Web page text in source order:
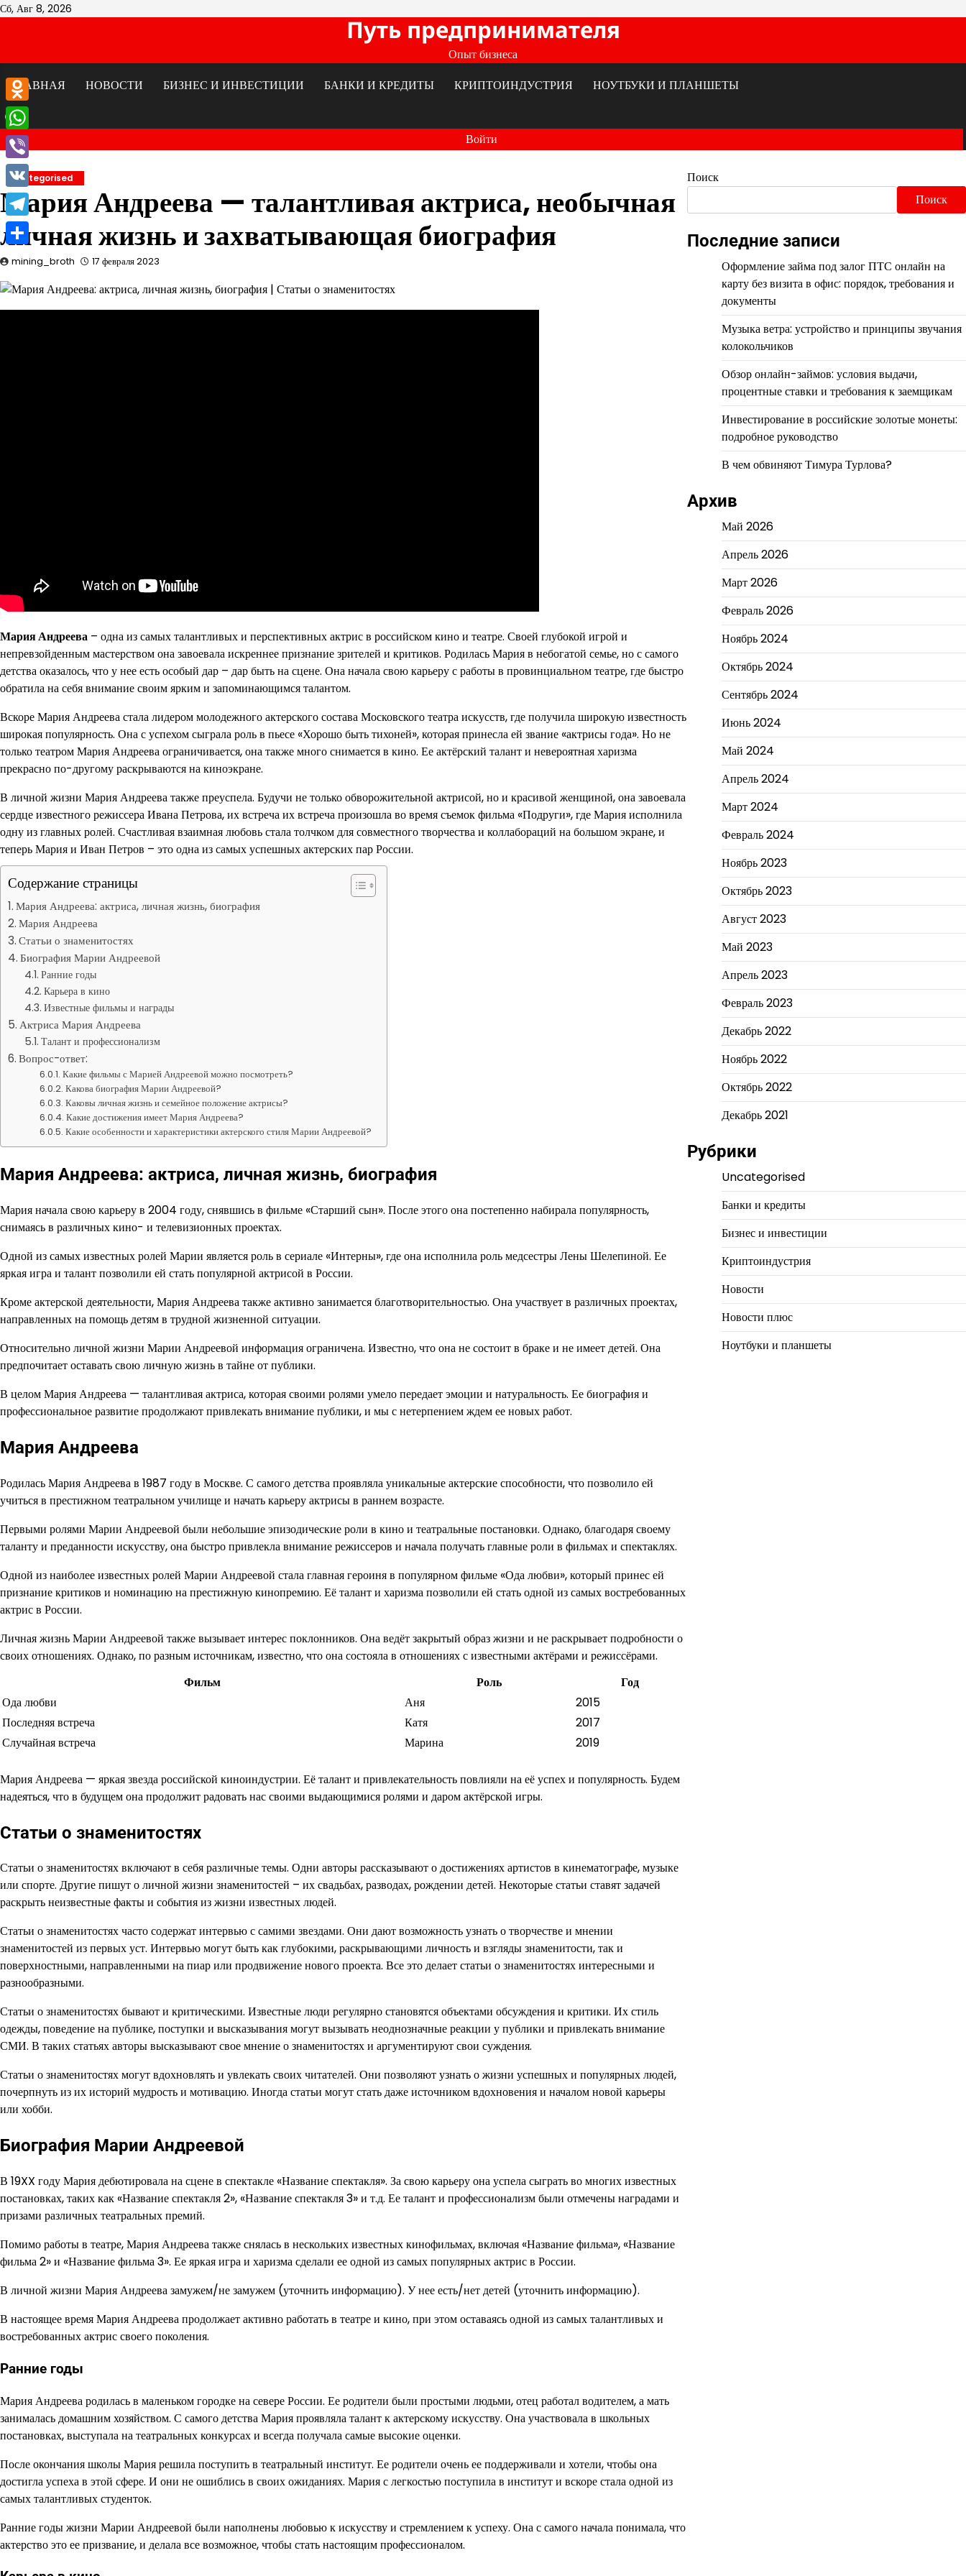
Перейти
Сб, Авг 8, 2026
Путь предпринимателя
Опыт бизнеса
ГЛАВНАЯ
НОВОСТИ БИЗНЕС И ИНВЕСТИЦИИ БАНКИ И КРЕДИТЫ КРИПТОИНДУСТРИЯ НОУТБУКИ И ПЛАНШЕТЫ
Войти
Uncategorised
Мария Андреева — талантливая актриса, необычная
личная жизнь и захватывающая биография
mining_broth 17 февраля 2023
Мария Андреева – одна из самых талантливых и перспективных актрис в российском кино и театре. Своей глубокой игрой и
непревзойденным мастерством она завоевала искреннее признание зрителей и критиков. Родилась Мария в небогатой семье, но с самого
детства оказалось, что у нее есть особый дар – дар быть на сцене. Она начала свою карьеру с работы в провинциальном театре, где быстро
обратила на себя внимание своим ярким и запоминающимся талантом.
Вскоре Мария Андреева стала лидером молодежного актерского состава Московского театра искусств, где получила широкую известность
широкая популярность. Она с успехом сыграла роль в пьесе «Хорошо быть тихоней», которая принесла ей звание «актрисы года». Но не
только театром Мария Андреева ограничивается, она также много снимается в кино. Ее актёрский талант и невероятная харизма
прекрасно по-другому раскрываются на киноэкране.
В личной жизни Мария Андреева также преуспела. Будучи не только обворожительной актрисой, но и красивой женщиной, она завоевала
сердце известного режиссера Ивана Петрова, их встреча их встреча произошла во время съемок фильма «Подруги», где Мария исполнила
одну из главных ролей. Счастливая взаимная любовь стала толчком для совместного творчества и коллабораций на большом экране, и
теперь Мария и Иван Петров – это одна из самых успешных актерских пар России.
Содержание страницы
Мария Андреева: актриса, личная жизнь, биография
Мария Андреева
Статьи о знаменитостях
Биография Марии Андреевой
Ранние годы
Карьера в кино
Известные фильмы и награды
Актриса Мария Андреева
Талант и профессионализм
Вопрос-ответ:
Какие фильмы с Марией Андреевой можно посмотреть?
Какова биография Марии Андреевой?
Каковы личная жизнь и семейное положение актрисы?
Какие достижения имеет Мария Андреева?
Какие особенности и характеристики актерского стиля Марии Андреевой?
Мария Андреева: актриса, личная жизнь, биография
Мария начала свою карьеру в 2004 году, снявшись в фильме «Старший сын». После этого она постепенно набирала популярность,
снимаясь в различных кино- и телевизионных проектах.
Одной из самых известных ролей Марии является роль в сериале «Интерны», где она исполнила роль медсестры Лены Шелепиной. Ее
яркая игра и талант позволили ей стать популярной актрисой в России.
Кроме актерской деятельности, Мария Андреева также активно занимается благотворительностью. Она участвует в различных проектах,
направленных на помощь детям в трудной жизненной ситуации.
Относительно личной жизни Марии Андреевой информация ограничена. Известно, что она не состоит в браке и не имеет детей. Она
предпочитает оставать свою личную жизнь в тайне от публики.
В целом Мария Андреева — талантливая актриса, которая своими ролями умело передает эмоции и натуральность. Ее биография и
профессиональное развитие продолжают привлекать внимание публики, и мы с нетерпением ждем ее новых работ.
Мария Андреева
Родилась Мария Андреева в 1987 году в Москве. С самого детства проявляла уникальные актерские способности, что позволило ей
учиться в престижном театральном училище и начать карьеру актрисы в раннем возрасте.
Первыми ролями Марии Андреевой были небольшие эпизодические роли в кино и театральные постановки. Однако, благодаря своему
таланту и преданности искусству, она быстро привлекла внимание режиссеров и начала получать главные роли в фильмах и спектаклях.
Одной из наиболее известных ролей Марии Андреевой стала главная героиня в популярном фильме «Ода любви», который принес ей
признание критиков и номинацию на престижную кинопремию. Её талант и харизма позволили ей стать одной из самых востребованных
актрис в России.
Личная жизнь Марии Андреевой также вызывает интерес поклонников. Она ведёт закрытый образ жизни и не раскрывает подробности о
своих отношениях. Однако, по разным источникам, известно, что она состояла в отношениях с известными актёрами и режиссёрами.
Фильм
Роль
Год
Ода любви
Аня
2015
Последняя встреча
Катя
2017
Случайная встреча
Марина 2019
Мария Андреева — яркая звезда российской киноиндустрии. Её талант и привлекательность повлияли на её успех и популярность. Будем
надеяться, что в будущем она продолжит радовать нас своими выдающимися ролями и даром актёрской игры.
Статьи о знаменитостях
Статьи о знаменитостях включают в себя различные темы. Одни авторы рассказывают о достижениях артистов в кинематографе, музыке
или спорте. Другие пишут о личной жизни знаменитостей – их свадьбах, разводах, рождении детей. Некоторые статьи ставят задачей
раскрыть неизвестные факты и события из жизни известных людей.
Статьи о знаменитостях часто содержат интервью с самими звездами. Они дают возможность узнать о творчестве и мнении
знаменитостей из первых уст. Интервью могут быть как глубокими, раскрывающими личность и взгляды знаменитости, так и
поверхностными, направленными на пиар или продвижение нового проекта. Все это делает статьи о знаменитостях интересными и
разнообразными.
Статьи о знаменитостях бывают и критическими. Известные люди регулярно становятся объектами обсуждения и критики. Их стиль
одежды, поведение на публике, поступки и высказывания могут вызывать неоднозначные реакции у публики и привлекать внимание
СМИ. В таких статьях авторы высказывают свое мнение о знаменитостях и аргументируют свои суждения.
Статьи о знаменитостях могут вдохновлять и увлекать своих читателей. Они позволяют узнать о жизни успешных и популярных людей,
почерпнуть из их историй мудрость и мотивацию. Иногда статьи могут стать даже источником вдохновения и началом новой карьеры
или хобби.
Биография Марии Андреевой
В 19XX году Мария дебютировала на сцене в спектакле «Название спектакля». За свою карьеру она успела сыграть во многих известных
постановках, таких как «Название спектакля 2», «Название спектакля 3» и т.д. Ее талант и профессионализм были отмечены наградами и
призами различных театральных премий.
Помимо работы в театре, Мария Андреева также снялась в нескольких известных кинофильмах, включая «Название фильма», «Название
фильма 2» и «Название фильма 3». Ее яркая игра и харизма сделали ее одной из самых популярных актрис в России.
В личной жизни Мария Андреева замужем/не замужем (уточнить информацию). У нее есть/нет детей (уточнить информацию).
В настоящее время Мария Андреева продолжает активно работать в театре и кино, при этом оставаясь одной из самых талантливых и
востребованных актрис своего поколения.
Ранние годы
Мария Андреева родилась в маленьком городке на севере России. Ее родители были простыми людьми, отец работал водителем, а мать
занималась домашним хозяйством. С самого детства Мария проявляла талант к актерскому искусству. Она участвовала в школьных
постановках, выступала на театральных конкурсах и всегда получала самые высокие оценки.
После окончания школы Мария решила поступить в театральный институт. Ее родители очень ее поддерживали и хотели, чтобы она
достигла успеха в этой сфере. И они не ошиблись в своих ожиданиях. Мария с легкостью поступила в институт и вскоре стала одной из
самых талантливых студенток.
Ранние годы жизни Марии Андреевой были наполнены любовью к искусству и стремлением к успеху. Она с самого начала понимала, что
актерство это ее призвание, и делала все возможное, чтобы стать настоящим профессионалом.
Поиск
Поиск
Последние записи
Оформление займа под залог ПТС онлайн на
карту без визита в офис: порядок, требования и
документы
Музыка ветра: устройство и принципы звучания
колокольчиков
Обзор онлайн-займов: условия выдачи,
процентные ставки и требования к заемщикам
Инвестирование в российские золотые монеты:
подробное руководство
В чем обвиняют Тимура Турлова?
Архив
Май 2026
Апрель 2026
Март 2026
Февраль 2026
Ноябрь 2024
Октябрь 2024
Сентябрь 2024
Июнь 2024
Май 2024
Апрель 2024
Март 2024
Февраль 2024
Ноябрь 2023
Октябрь 2023
Август 2023
Май 2023
Апрель 2023
Февраль 2023
Декабрь 2022
Ноябрь 2022
Октябрь 2022
Декабрь 2021
Рубрики
Uncategorised
Банки и кредиты
Бизнес и инвестиции
Криптоиндустрия
Новости
Новости плюс
Ноутбуки и планшеты
Odnoklassniki
WhatsApp
Viber
VK
Telegram
Отправить